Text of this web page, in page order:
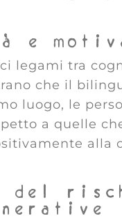
e
legami tra
che il
luogo, le
a quelle
alla
del